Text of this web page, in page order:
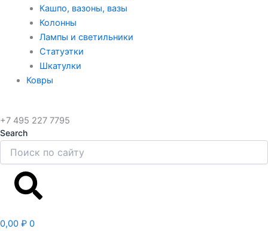
Кашпо, вазоны, вазы
Колонны
Лампы и светильники
Статуэтки
Шкатулки
Ковры
+7 495 227 7795
Search
0,00 ₽ 0